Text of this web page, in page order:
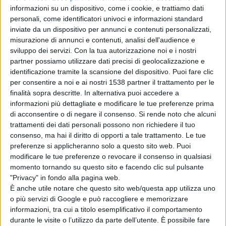
informazioni su un dispositivo, come i cookie, e trattiamo dati
personali, come identificatori univoci e informazioni standard
inviate da un dispositivo per annunci e contenuti personalizzati,
misurazione di annunci e contenuti, analisi dell'audience e
sviluppo dei servizi. Con la tua autorizzazione noi e i nostri
partner possiamo utilizzare dati precisi di geolocalizzazione e
identificazione tramite la scansione del dispositivo. Puoi fare clic
per consentire a noi e ai nostri 1538 partner il trattamento per le
finalità sopra descritte. In alternativa puoi accedere a
informazioni più dettagliate e modificare le tue preferenze prima
di acconsentire o di negare il consenso. Si rende noto che alcuni
trattamenti dei dati personali possono non richiedere il tuo
consenso, ma hai il diritto di opporti a tale trattamento. Le tue
preferenze si applicheranno solo a questo sito web. Puoi
modificare le tue preferenze o revocare il consenso in qualsiasi
momento tornando su questo sito e facendo clic sul pulsante
"Privacy" in fondo alla pagina web.
È anche utile notare che questo sito web/questa app utilizza uno
o più servizi di Google e può raccogliere e memorizzare
informazioni, tra cui a titolo esemplificativo il comportamento
durante le visite o l’utilizzo da parte dell’utente. È possibile fare
provinciali non hanno avuto esito alcuno, pertanto a
questo punto non ci resta che andare a Roma e mettere
in atto azioni eclatanti per far sentire la voce di un
territorio che non ce la fa più" Del resto la situazione
delle strade era già critica ed ora la viabilità peggiora
sempre di più, soprattutto dopo le ondate di maltempo
dei mesi scorsi che hanno causato danni per 18 milioni.
Nulla è cambiato e ormai a tre mesi dalla giornata di
protesta svoltasi a Chieti nessuna risposta è arrivata nè
dal Presidente del Consiglio Enrico Letta, nè dalle altre
istituzioni .“Non ce la facciamo più – sbotta il
Presidente Di Giuseppantonio – Abbiamo scritto lettere,
elaborato relazioni, fatto progetti, programmato
interventi: insomma abbiamo fatto tutto quello che